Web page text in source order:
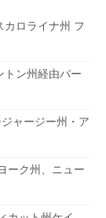
ロライナ州 フ
ン州経由バー
ャージー州・ア
ーク州、ニュー